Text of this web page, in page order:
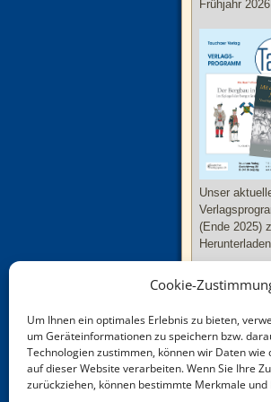
Cookie-
Um Ihnen ein optimales Erlebnis zu bieten,
um Geräteinformationen zu speichern bzw.
Technologien zustimmen, können wir Daten
auf dieser Website verarbeiten. Wenn Sie Ihre
zurückziehen, können bestimmte Merkmale
Frühjahr 2026.
Unser
(Ende 2025)
Herunterladen.
Neue Bücher
Thüringen
Sachsen-